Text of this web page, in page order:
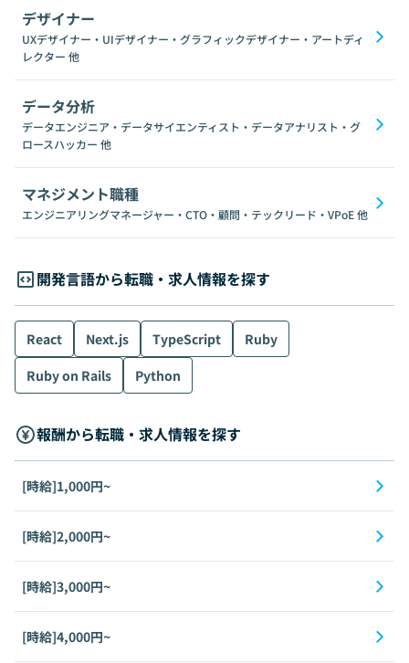
デザイナー
UXデザイナー・UIデザイナー・グラフィックデザイナー・アートディ
レクター 他
データ分析
データエンジニア・データサイエンティスト・データアナリスト・グ
ロースハッカー 他
マネジメント職種
エンジニアリングマネージャー・CTO・顧問・テックリード・VPoE他
開発言語から転職・求人情報を探す
React Next.js TypeScript
Ruby
Ruby on Rails
Python
報酬から転職・求人情報を探す
[時給]1,000円~
[時給]2,000円~
[時給]3,000円~
[時給]4,000円~